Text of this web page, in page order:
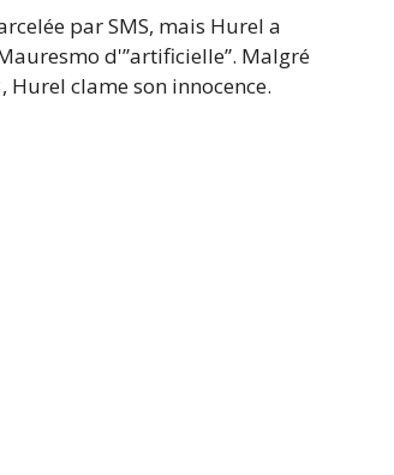
par SMS, mais Hurel a
d'”artificielle”. Malgré
clame son innocence.